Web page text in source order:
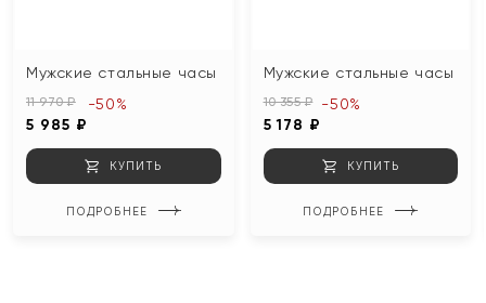
Мужские стальные часы
11 970 ₽
5 985 ₽
-50%
КУПИТЬ
ПОДРОБНЕЕ
Мужские стальные часы
10 355 ₽
5 178 ₽
-50%
КУПИТЬ
ПОДРОБНЕЕ